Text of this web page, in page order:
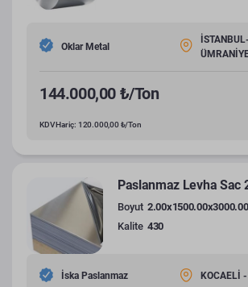
Oklar Metal
144.000,00 ₺/Ton
KDV Hariç: 120.000,00 ₺/Ton
Paslanmaz Levha Sac
Boyut 2.00x1500.00x3000.00
Kalite 430
İska Paslanmaz KOCAELİ